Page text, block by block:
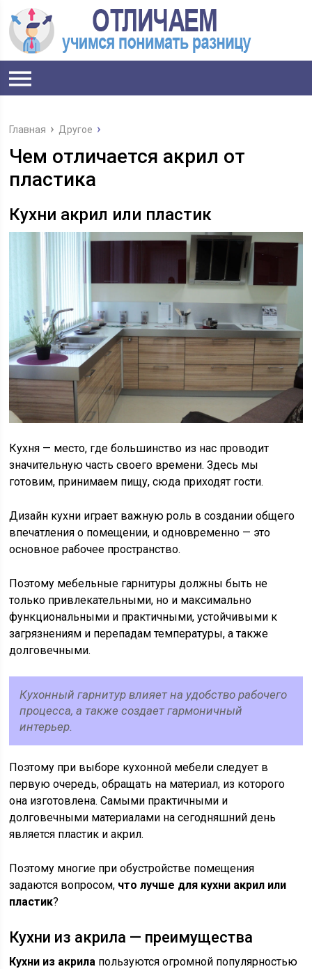
Главная Другое
Чем отличается акрил от
пластика
Кухни акрил или пластик
Кухня — место, где большинство из нас проводит
значительную часть своего времени. Здесь мы
готовим, принимаем пищу, сюда приходят гости.
Дизайн кухни играет важную роль в создании общего
впечатления о помещении, и одновременно — это
основное рабочее пространство.
Поэтому мебельные гарнитуры должны быть не
только привлекательными, но и максимально
функциональными и практичными, устойчивыми к
загрязнениям и перепадам температуры, а также
долговечными.
Кухонный гарнитур влияет на удобство рабочего
процесса, а также создает гармоничный
интерьер.
Поэтому при выборе кухонной мебели следует в
первую очередь, обращать на материал, из которого
она изготовлена. Самыми практичными и
долговечными материалами на сегодняшний день
является пластик и акрил.
Поэтому многие при обустройстве помещения
задаются вопросом, что лучше для кухни акрил или
пластик?
Кухни из акрила — преимущества
Кухни из акрила пользуются огромной популярностью